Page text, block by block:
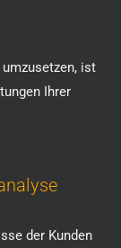
ist
Ihrer
der Kunden